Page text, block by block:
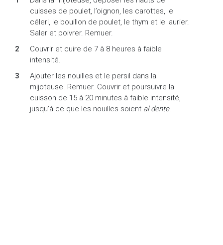
cuisses de poulet, l’oignon, les carottes, le
céleri, le bouillon de poulet, le thym et le laurier.
Saler et poivrer. Remuer.
Couvrir et cuire de 7 à 8 heures à faible
intensité.
Ajouter les nouilles et le persil dans la
mijoteuse. Remuer. Couvrir et poursuivre la
cuisson de 15 à 20 minutes à faible intensité,
jusqu’à ce que les nouilles soient al dente.